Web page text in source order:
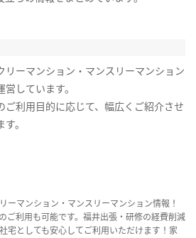
リーマンション・マンスリーマンション
営しています。
ご利用目的に応じて、幅広くご紹介させ
。
ーマンション・マンスリーマンション情報！
ご利用も可能です。福井出張・研修の経費削減
宅としても安心してご利用いただけます！家